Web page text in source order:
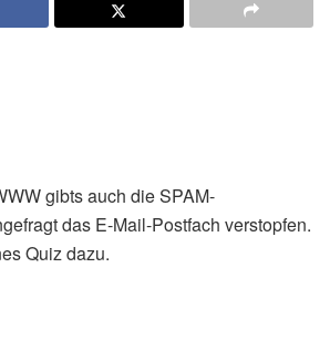
gibts auch die SPAM-
das E-Mail-Postfach verstopfen.
Quiz dazu.